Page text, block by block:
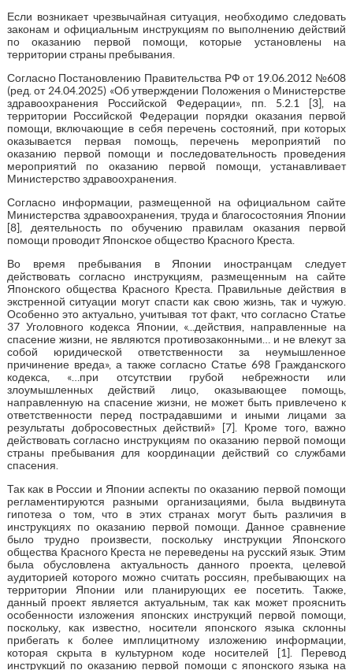
Если возникает чрезвычайная ситуация, необходимо следовать
законам и официальным инструкциям по выполнению действий
по оказанию первой помощи, которые установлены на
территории страны пребывания.
Согласно Постановлению Правительства РФ от 19.06.2012 №608
(ред. от 24.04.2025) «Об утверждении Положения о Министерстве
здравоохранения Российской Федерации», пп. 5.2.1 [3], на
территории Российской Федерации порядки оказания первой
помощи, включающие в себя перечень состояний, при которых
оказывается первая помощь, перечень мероприятий по
оказанию первой помощи и последовательность проведения
мероприятий по оказанию первой помощи, устанавливает
Министерство здравоохранения.
Согласно информации, размещенной на официальном сайте
Министерства здравоохранения, труда и благосостояния Японии
[8], деятельность по обучению правилам оказания первой
помощи проводит Японское общество Красного Креста.
Во время пребывания в Японии иностранцам следует
действовать согласно инструкциям, размещенным на сайте
Японского общества Красного Креста. Правильные действия в
экстренной ситуации могут спасти как свою жизнь, так и чужую.
Особенно это актуально, учитывая тот факт, что согласно Статье
37 Уголовного кодекса Японии, «...действия, направленные на
спасение жизни, не являются противозаконными… и не влекут за
собой юридической ответственности за неумышленное
причинение вреда», а также согласно Статье 698 Гражданского
кодекса, «…при отсутствии грубой небрежности или
злоумышленных действий лицо, оказывающее помощь,
направленную на спасение жизни, не может быть привлечено к
ответственности перед пострадавшими и иными лицами за
результаты добросовестных действий» [7]. Кроме того, важно
действовать согласно инструкциям по оказанию первой помощи
страны пребывания для координации действий со службами
спасения.
Так как в России и Японии аспекты по оказанию первой помощи
регламентируются разными организациями, была выдвинута
гипотеза о том, что в этих странах могут быть различия в
инструкциях по оказанию первой помощи. Данное сравнение
было трудно произвести, поскольку инструкции Японского
общества Красного Креста не переведены на русский язык. Этим
была обусловлена актуальность данного проекта, целевой
аудиторией которого можно считать россиян, пребывающих на
территории Японии или планирующих ее посетить. Также,
данный проект является актуальным, так как может прояснить
особенности изложения японских инструкций первой помощи,
поскольку, как известно, носители японского языка склонны
прибегать к более имплицитному изложению информации,
которая скрыта в культурном коде носителей [1]. Перевод
инструкций по оказанию первой помощи с японского языка на